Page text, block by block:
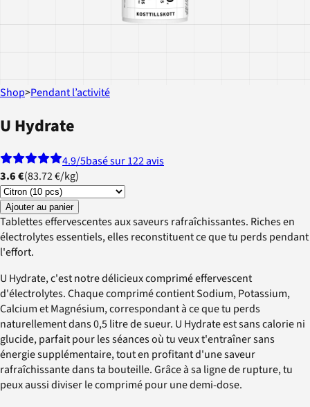
Shop>Pendant l’activité
U Hydrate
4.9/5basé sur 122 avis
3.6 €(83.72 €/kg)
Ajouter au panier
Tablettes effervescentes aux saveurs rafraîchissantes. Riches en
électrolytes essentiels, elles reconstituent ce que tu perds pendant
l'effort.
U Hydrate, c'est notre délicieux comprimé effervescent
d'électrolytes. Chaque comprimé contient Sodium, Potassium,
Calcium et Magnésium, correspondant à ce que tu perds
naturellement dans 0,5 litre de sueur. U Hydrate est sans calorie ni
glucide, parfait pour les séances où tu veux t'entraîner sans
énergie supplémentaire, tout en profitant d'une saveur
rafraîchissante dans ta bouteille. Grâce à sa ligne de rupture, tu
peux aussi diviser le comprimé pour une demi-dose.